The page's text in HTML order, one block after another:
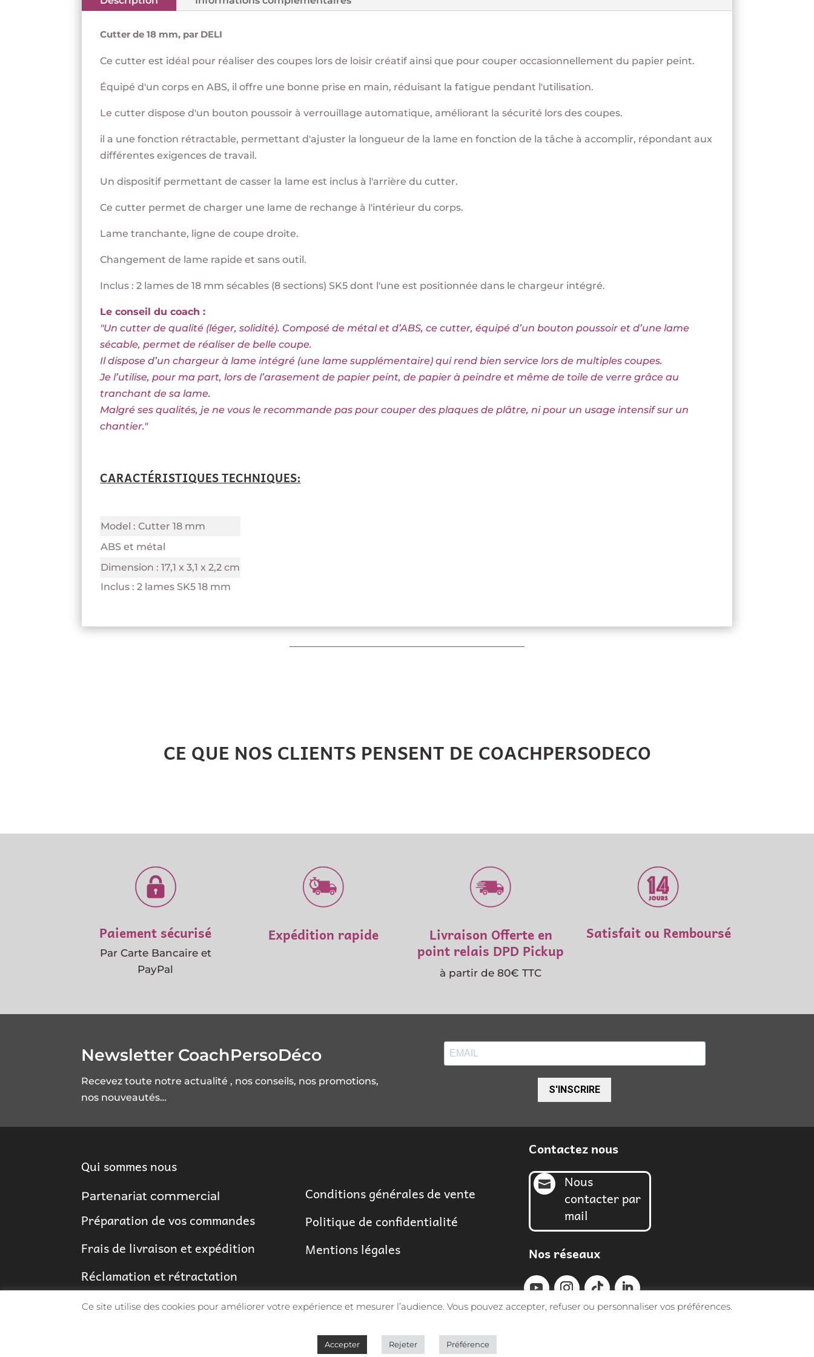
Cutter de 18 mm, par DELI
Ce cutter est idéal pour réaliser des coupes lors de loisir créatif ainsi que pour couper occasionnellement du papier peint.
Équipé d'un corps en ABS, il offre une bonne prise en main, réduisant la fatigue pendant l'utilisation.
Le cutter dispose d'un bouton poussoir à verrouillage automatique, améliorant la sécurité lors des coupes.
il a une fonction rétractable, permettant d'ajuster la longueur de la lame en fonction de la tâche à accomplir, répondant aux
différentes exigences de travail.
Un dispositif permettant de casser la lame est inclus à l'arrière du cutter.
Ce cutter permet de charger une lame de rechange à l'intérieur du corps.
Lame tranchante, ligne de coupe droite.
Changement de lame rapide et sans outil.
Inclus : 2 lames de 18 mm sécables (8 sections) SK5 dont l'une est positionnée dans le chargeur intégré.
Le conseil du coach :
"Un cutter de qualité (léger, solidité). Composé de métal et d’ABS, ce cutter, équipé d’un bouton poussoir et d’une lame
sécable, permet de réaliser de belle coupe.
Il dispose d’un chargeur à lame intégré (une lame supplémentaire) qui rend bien service lors de multiples coupes.
Je l’utilise, pour ma part, lors de l’arasement de papier peint, de papier à peindre et même de toile de verre grâce au
tranchant de sa lame.
Malgré ses qualités, je ne vous le recommande pas pour couper des plaques de plâtre, ni pour un usage intensif sur un
chantier."
CARACTÉRISTIQUES TECHNIQUES:
Model : Cutter 18 mm
ABS et métal
Dimension : 17,1 x 3,1 x 2,2 cm
Inclus : 2 lames SK5 18 mm
CE QUE NOS CLIENTS PENSENT DE COACHPERSODECO
Paiement sécurisé
Par Carte Bancaire et
PayPal
Expédition rapide Livraison Offerte en
point relais DPD Pickup
à partir de 80€ TTC
Satisfait ou Remboursé
Newsletter CoachPersoDéco
Recevez toute notre actualité , nos conseils, nos promotions,
nos nouveautés…
S'INSCRIRE
Qui sommes nous
Partenariat commercial
Préparation de vos commandes
Frais de livraison et expédition
Réclamation et rétractation
Conditions générales de vente
Politique de confidentialité
Mentions légales
Contactez nous

Nous
contacter par
mail
Nos réseaux
© Sarl MGF 2026 | Tous droits réservés -Conception SynapTIC
Ce site utilise des cookies pour améliorer votre expérience et mesurer l’audience. Vous pouvez accepter, refuser ou personnaliser vos préférences.
Accepter Rejeter Préférence